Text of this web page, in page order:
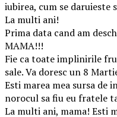
iubirea, cum se
La multi ani!
Prima data cand am
MAMA!!!
Fie ca toate implinirile
sale. Va doresc un 8
Esti marea mea sursa
norocul sa fiu eu fratele
La multi ani, mama! Esti